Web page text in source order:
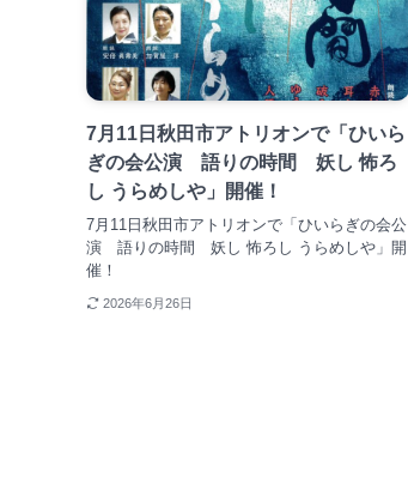
7月11日秋田市アトリオンで「ひいら
ぎの会公演 語りの時間 妖し 怖ろ
し うらめしや」開催！
7月11日秋田市アトリオンで「ひいらぎの会公
演 語りの時間 妖し 怖ろし うらめしや」開
催！
2026年6月26日